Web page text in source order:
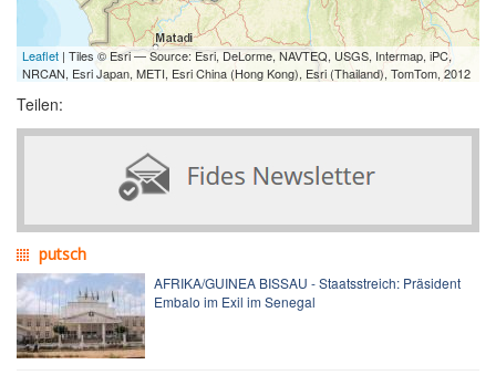
Leaflet | Tiles © Esri — Source: Esri, DeLorme, NAVTEQ, USGS, Intermap, iPC,
NRCAN, Esri Japan, METI, Esri China (Hong Kong), Esri (Thailand), TomTom, 2012
Teilen:
putsch
AFRIKA/GUINEA BISSAU - Staatsstreich: Präsident
Embalo im Exil im Senegal